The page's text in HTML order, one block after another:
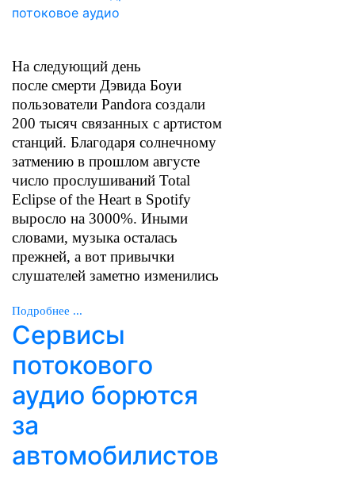
На следующий день
после смерти Дэвида Боуи
пользователи Pandora создали
200 тысяч связанных с артистом
станций. Благодаря солнечному
затмению в прошлом августе
число прослушиваний Total
Eclipse of the Heart в Spotify
выросло на 3000%. Иными
словами, музыка осталась
прежней, а вот привычки
слушателей заметно изменились
Подробнее ...
Сервисы
потокового
аудио борются
за
автомобилистов